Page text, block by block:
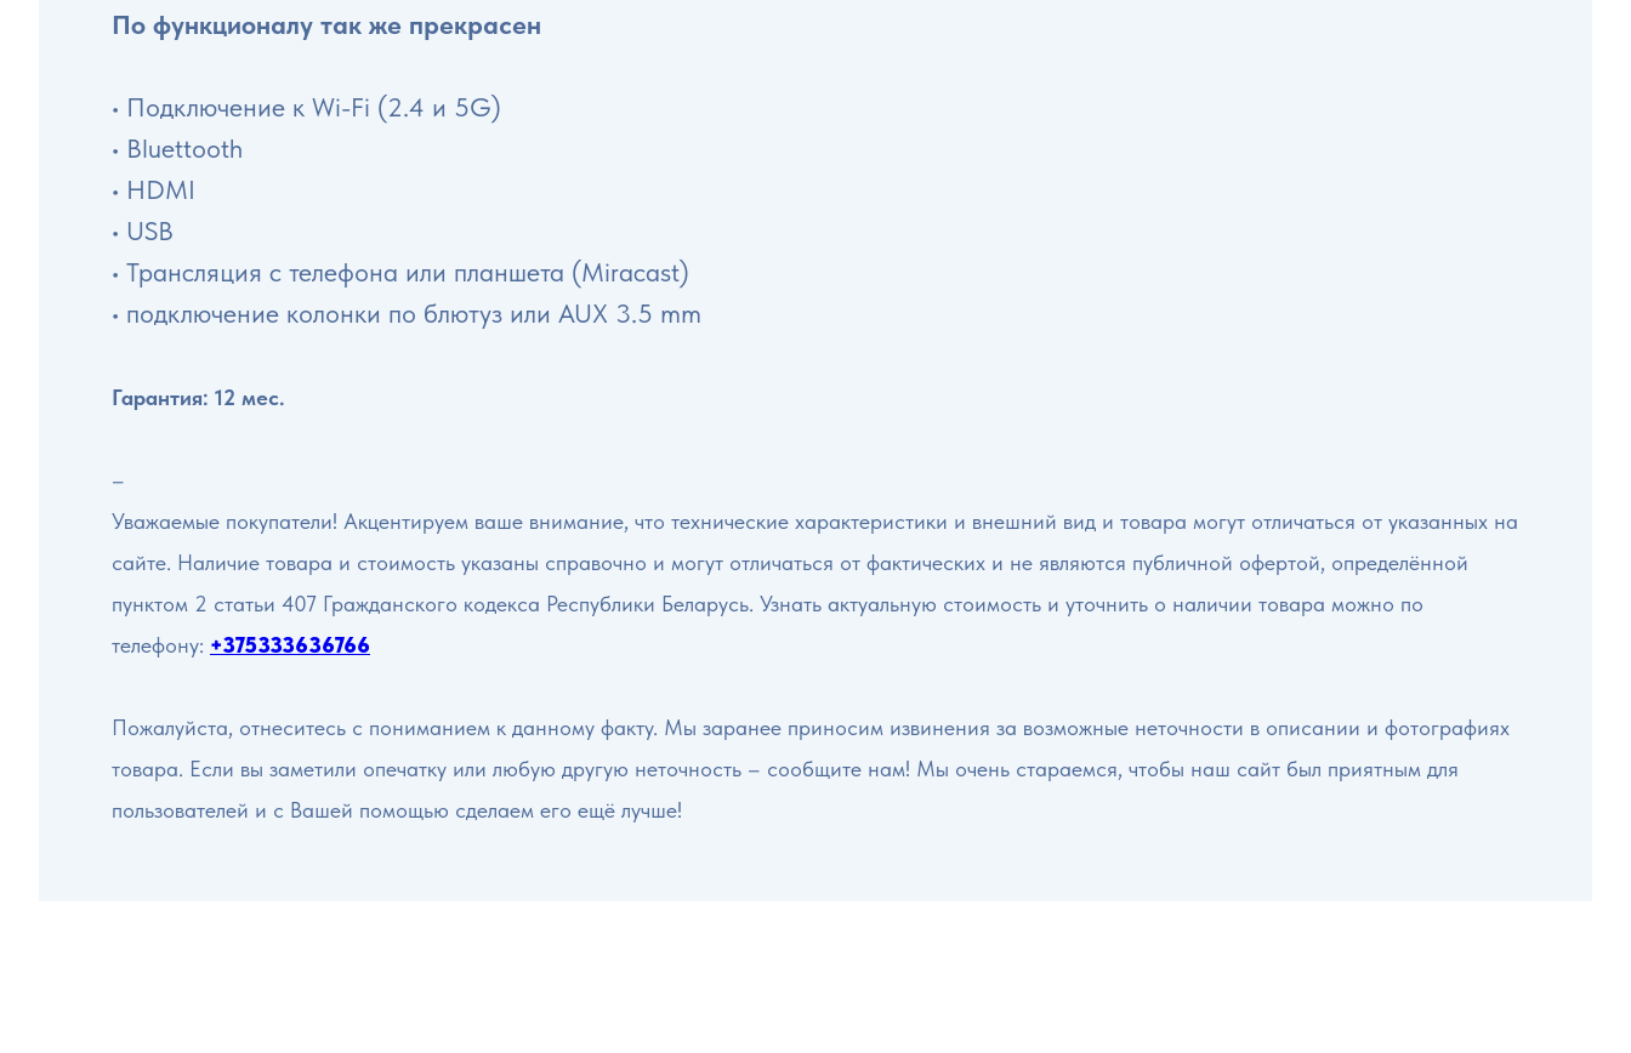
По функционалу так же прекрасен
• Подключение к Wi-Fi (2.4 и 5G)
• Bluettooth
• HDMI
• USB
• Трансляция с телефона или планшета (Miracast)
• подключение колонки по блютуз или AUX 3.5 mm
Гарантия: 12 мес.
–
Уважаемые покупатели! Акцентируем ваше внимание, что технические характеристики и внешний вид и товара могут отличаться от указанных на
сайте. Наличие товара и стоимость указаны справочно и могут отличаться от фактических и не являются публичной офертой, определённой
пунктом 2 статьи 407 Гражданского кодекса Республики Беларусь. Узнать актуальную стоимость и уточнить о наличии товара можно по
телефону: +375333636766
Пожалуйста, отнеситесь с пониманием к данному факту. Мы заранее приносим извинения за возможные неточности в описании и фотографиях
товара. Если вы заметили опечатку или любую другую неточность – сообщите нам! Мы очень стараемся, чтобы наш сайт был приятным для
пользователей и с Вашей помощью сделаем его ещё лучше!